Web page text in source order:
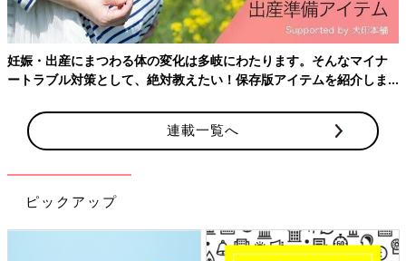
2018年大阪で起きた事故は5歳の子ですが、小学1年、2年生にな
っても体が入るうちはこうした事故は起こります。またかくれん
ぼなどの遊びで、下の子をドラム式洗濯機の中に入れてしまうこ
ともあります。
――ドラム式洗濯機の中で亡くなるのは窒息が原因とのことです
が、どのぐらい閉じ込められると亡くなってしまうのでしょう
か。
年、小2の男の子がドラム式洗濯機の中に入ってしまい、亡くな
った事故では、閉じ込められていたのは最長で約3時間です。
午後11時ごろに、子どもがママに「おやすみなさい」と言ってい
妊娠・出産にまつわる体の変化は多岐にわたります。そんなマイナ
ートラブル対策として、絶対教えたい！保存版アイテムを紹介しま
連載一覧へ
ピックアップ